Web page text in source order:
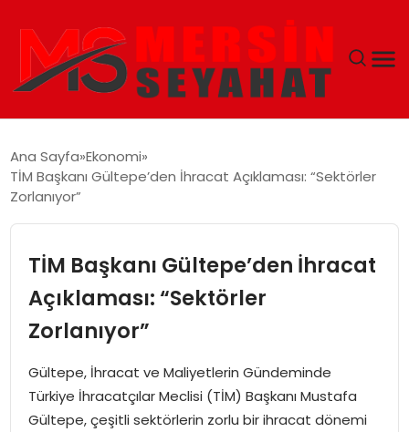
EKONOMI
GÜNCEL
Ana Sayfa Ekonomi
TİM Başkanı Gültepe’den İhracat Açıklaması: “Sektörler
Zorlanıyor”
TİM Başkanı Gültepe’den İhracat
Açıklaması: “Sektörler
Zorlanıyor”
Gültepe, İhracat ve Maliyetlerin Gündeminde
Türkiye İhracatçılar Meclisi (TİM) Başkanı Mustafa
Gültepe, çeşitli sektörlerin zorlu bir ihracat dönemi